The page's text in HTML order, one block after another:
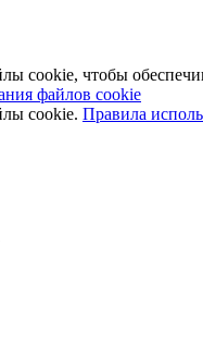
cookie, чтобы
файлов cookie
cookie. Правила